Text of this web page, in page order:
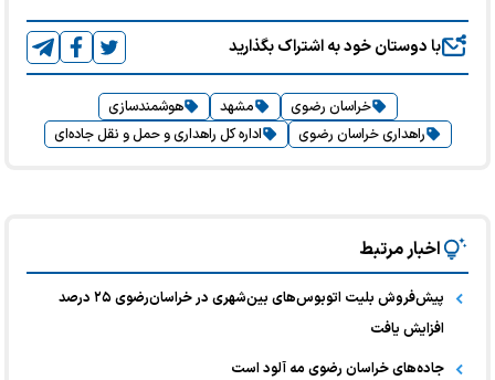
با دوستان خود به اشتراک بگذارید
خراسان رضوی مشهد
هوشمندسازی
راهداری خراسان رضوی
اداره کل راهداری و حمل و نقل جاده‌ای
اخبار مرتبط
پیش‌فروش بلیت اتوبوس‌های بین‌شهری در خراسان‌رضوی ۲۵ درصد
افزایش یافت
جاده‌های خراسان رضوی مه آلود است